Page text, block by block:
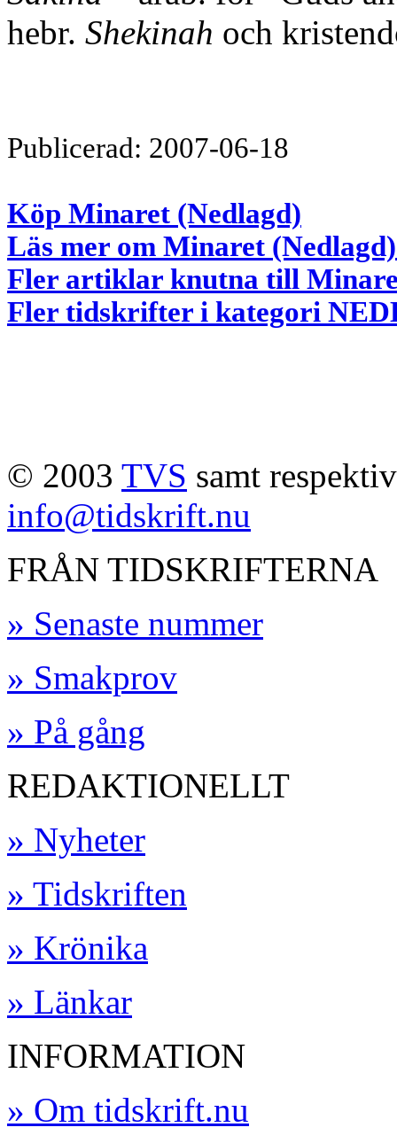
hebr. Shekinah och
Publicerad: 2007-06-18
Köp Minaret (Nedlagd)
Läs mer om Minaret
Fler artiklar knutna till
Fler tidskrifter i kategori
© 2003 TVS samt
info@tidskrift.nu
FRÅN TIDSKRIFTERNA
» Senaste nummer
» Smakprov
» På gång
REDAKTIONELLT
» Nyheter
» Tidskriften
» Krönika
» Länkar
INFORMATION
» Om tidskrift.nu